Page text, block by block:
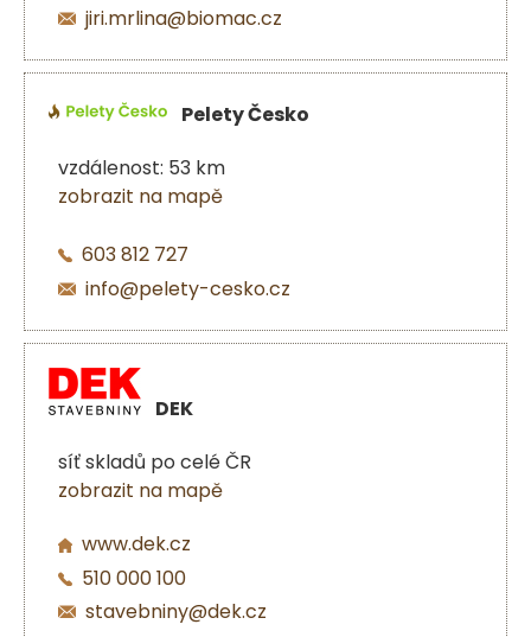
jiri.mrlina@biomac.cz
Pelety Česko
vzdálenost: 53 km
zobrazit na mapě
603 812 727
info@pelety-cesko.cz
DEK
síť skladů po celé ČR
zobrazit na mapě
www.dek.cz
510 000 100
stavebniny@dek.cz